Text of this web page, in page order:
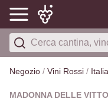
Negozio / Vini Rossi / Italia
MADONNA DELLE